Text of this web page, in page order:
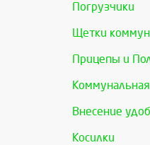
Погрузчики
Щетки
Прицепы и
Внесение
Косилки